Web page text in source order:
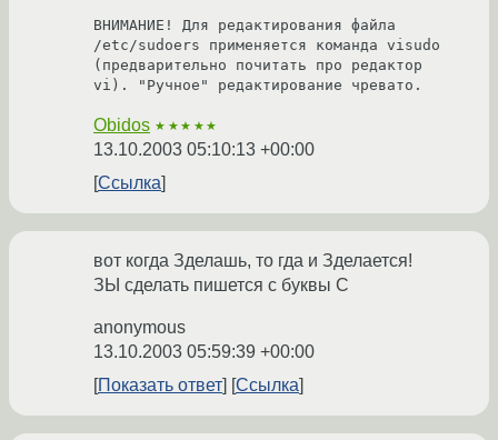
ВНИМАНИЕ! Для редактирования файла
/etc/sudoers применяется команда visudo
(предварительно почитать про редактор
vi). "Ручное" редактирование чревато.
Obidos ★★★★★
13.10.2003 05:10:13 +00:00
Ссылка
вот когда Зделашь, то гда и Зделается!
ЗЫ сделать пишется с буквы С
anonymous
13.10.2003 05:59:39 +00:00
Показать ответ
Ссылка